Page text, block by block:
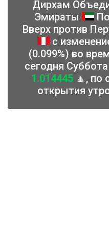
Дирхам
Эмираты
Вверх против
с
(0.099%) во
сегодня
1.014445 🔼, по
открытия